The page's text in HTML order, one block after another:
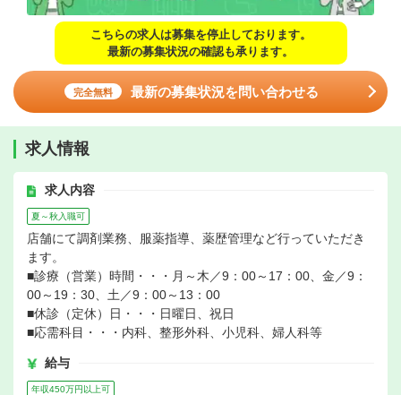
こちらの求人は募集を停止しております。
最新の募集状況の確認も承ります。
完全無料 最新の募集状況を問い合わせる
求人情報
求人内容
夏～秋入職可
店舗にて調剤業務、服薬指導、薬歴管理など行っていただき
ます。
■診療（営業）時間・・・月～木／9：00～17：00、金／9：
00～19：30、土／9：00～13：00
■休診（定休）日・・・日曜日、祝日
■応需科目・・・内科、整形外科、小児科、婦人科等
給与
年収450万円以上可